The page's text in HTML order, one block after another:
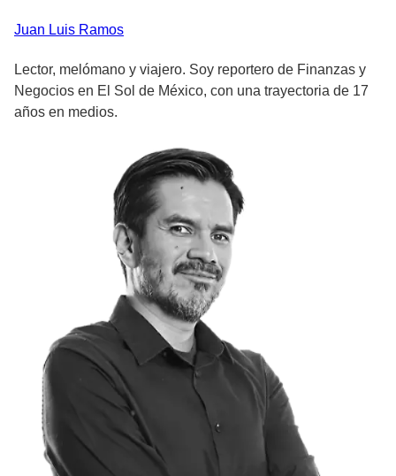
Juan Luis Ramos
Lector, melómano y viajero. Soy reportero de Finanzas y
Negocios en El Sol de México, con una trayectoria de 17
años en medios.